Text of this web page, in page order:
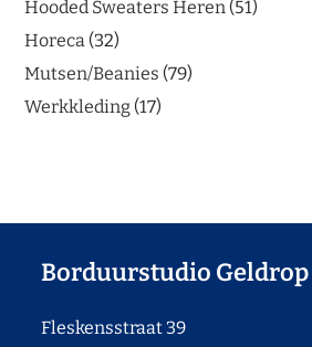
Hooded Sweaters Heren 51
Horeca 32
Mutsen/Beanies 79
Werkkleding 17
Borduurstudio Geldrop
Fleskensstraat 39